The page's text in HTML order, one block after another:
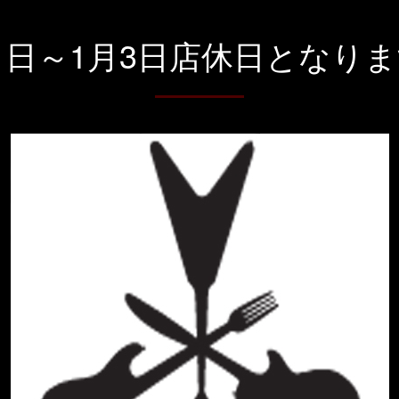
～1月3日店休日となり